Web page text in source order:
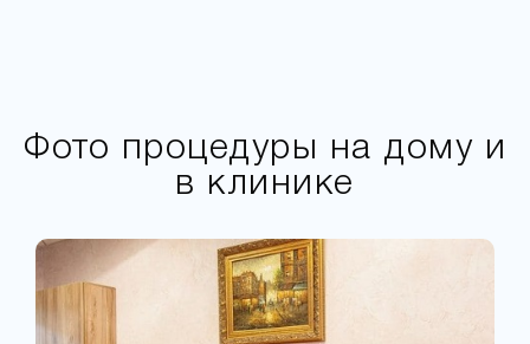
Фото процедуры на дому и
в клинике